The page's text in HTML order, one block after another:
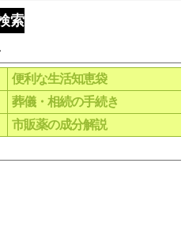
索
便利な生活知恵袋
葬儀・相続の手続き
市販薬の成分解説